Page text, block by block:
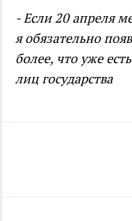
- Если 20 апреля
я обязательно
более, что уже
лиц государства